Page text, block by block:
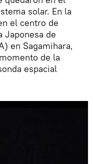
solar. En la
el centro de
Japonesa de
en Sagamihara,
de la
espacial